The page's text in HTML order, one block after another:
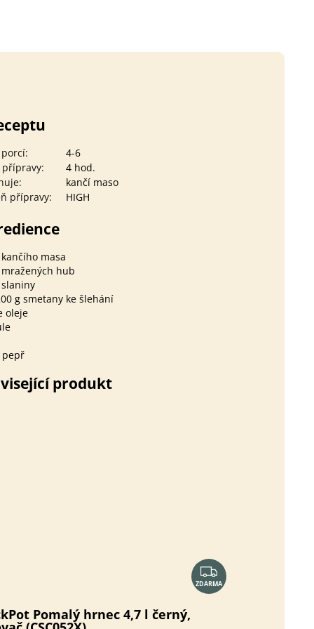
porcí:
4-6
přípravy:
4 hod.
:
kančí maso
přípravy: HIGH
masa
mražených hub
slaniny
g smetany ke šlehání
oleje
pepř
produkt
Z
D
ZDARMA
Pomalý hrnec 4,7 l černý,